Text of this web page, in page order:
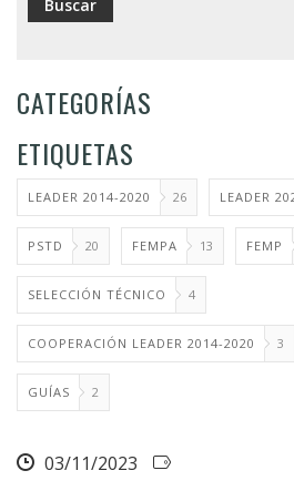
CATEGORÍAS
ETIQUETAS
LEADER 2014-2020 26 LEADER
PSTD 20 FEMPA 13 FEMP
SELECCIÓN TÉCNICO 4
COOPERACIÓN LEADER 2014-2020 3
GUÍAS 2
03/11/2023